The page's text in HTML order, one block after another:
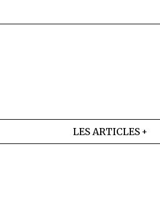
LES ARTICLES